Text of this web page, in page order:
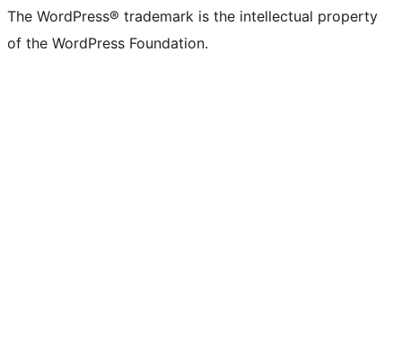
The WordPress® trademark is the intellectual property
of the WordPress Foundation.